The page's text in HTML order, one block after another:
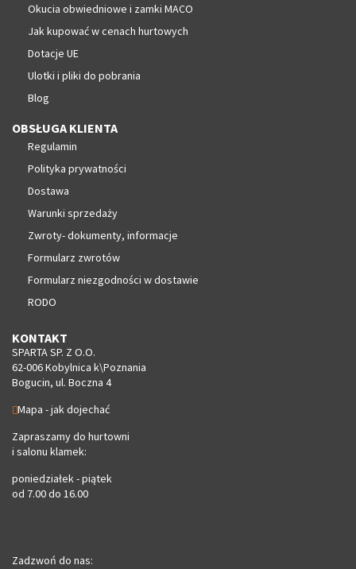
Okucia obwiedniowe i zamki MACO
Jak kupować w cenach hurtowych
Dotacje UE
Ulotki i pliki do pobrania
Blog
OBSŁUGA KLIENTA
Regulamin
Polityka prywatności
Dostawa
Warunki sprzedaży
Zwroty- dokumenty, informacje
Formularz zwrotów
Formularz niezgodności w dostawie
RODO
KONTAKT
SPARTA SP. Z O.O.
62-006 Kobylnica k\Poznania
Bogucin, ul. Boczna 4
Mapa - jak dojechać
Zapraszamy do hurtowni
i salonu klamek:
poniedziałek - piątek
od 7.00 do 16.00
Zadzwoń do nas: